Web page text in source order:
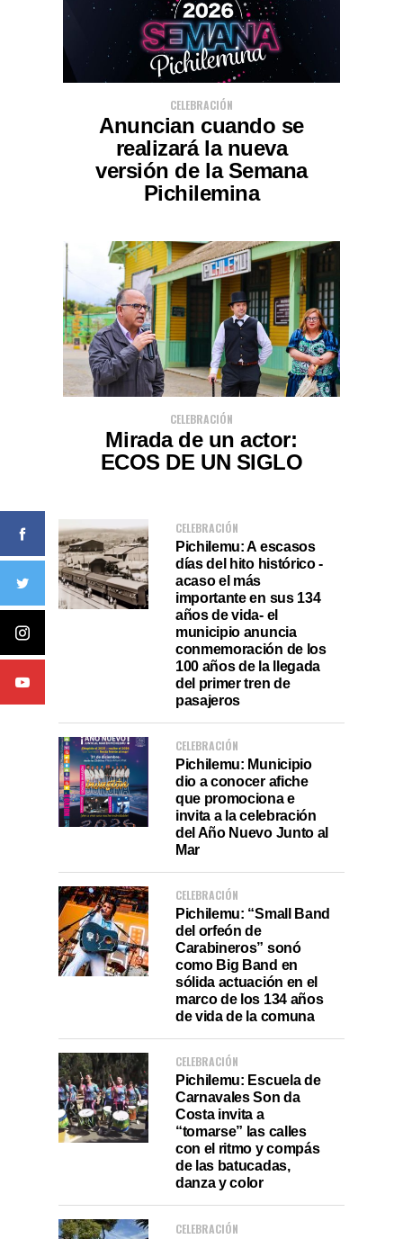
CELEBRACIÓN
Anuncian cuando se
realizará la nueva
versión de la Semana
Pichilemina
CELEBRACIÓN
Mirada de un actor:
ECOS DE UN SIGLO
CELEBRACIÓN
Pichilemu: A escasos
días del hito histórico -
acaso el más
importante en sus 134
años de vida- el
municipio anuncia
conmemoración de los
100 años de la llegada
del primer tren de
pasajeros
CELEBRACIÓN
Pichilemu: Municipio
dio a conocer afiche
que promociona e
invita a la celebración
del Año Nuevo Junto al
Mar
CELEBRACIÓN
Pichilemu: “Small Band
del orfeón de
Carabineros” sonó
como Big Band en
sólida actuación en el
marco de los 134 años
de vida de la comuna
CELEBRACIÓN
Pichilemu: Escuela de
Carnavales Son da
Costa invita a
“tomarse” las calles
con el ritmo y compás
de las batucadas,
danza y color
CELEBRACIÓN